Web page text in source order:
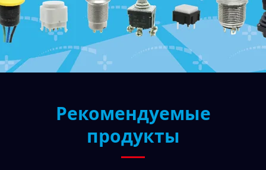
Рекомендуемые
продукты